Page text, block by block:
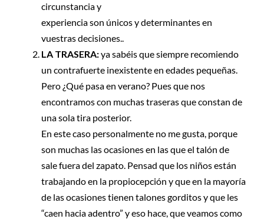
circunstancia y
experiencia son únicos y determinantes en
vuestras decisiones..
LA TRASERA:ya sabéis que siempre recomiendo
un contrafuerte inexistente en edades pequeñas.
Pero ¿Qué pasa en verano? Pues que nos
encontramos con muchas traseras que constan de
una sola tira posterior.
En este caso personalmente no me gusta, porque
son muchas las ocasiones en las que el talón de
sale fuera del zapato. Pensad que los niños están
trabajando en la propiocepción y que en la mayoría
de las ocasiones tienen talones gorditos y que les
“caen hacia adentro” y eso hace, que veamos como